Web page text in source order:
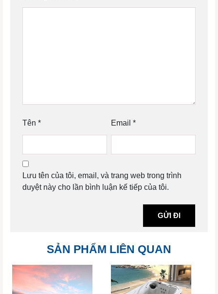
Tên * Email *
Lưu tên của tôi, email, và trang web trong trình
duyệt này cho lần bình luận kế tiếp của tôi.
SẢN PHẨM LIÊN QUAN